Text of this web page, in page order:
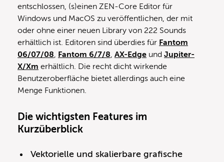
entschlossen, (s)einen ZEN-Core Editor für
Windows und MacOS zu veröffentlichen, der mit
oder ohne einer neuen Library von 222 Sounds
erhältlich ist. Editoren sind überdies für Fantom
06/07/08, Fantom 6/7/8, AX-Edge und Jupiter-
X/Xm erhältlich. Die recht dicht wirkende
Benutzeroberfläche bietet allerdings auch eine
Menge Funktionen.
Die wichtigsten Features im
Kurzüberblick
Vektorielle und skalierbare grafische